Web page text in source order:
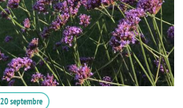
20 septembre